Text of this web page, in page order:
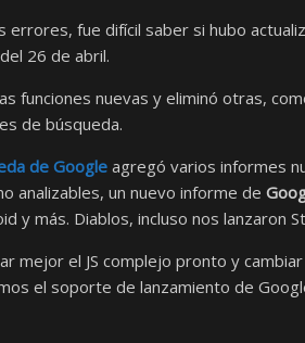
fue difícil saber si hubo
26 de abril.
funciones nuevas y eliminó otras,
de búsqueda.
de Googleagregó varios informes
analizables, un nuevo informe de
y más. Diablos, incluso nos lanzaron
mejor el JS complejo pronto y
el soporte de lanzamiento de